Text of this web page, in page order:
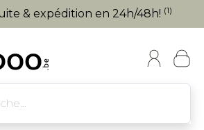
& expédition en 24h/48h! (1)